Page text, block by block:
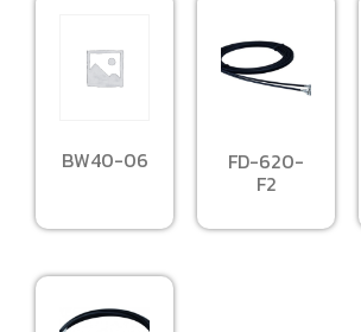
BW40-06 FD-620-
F2